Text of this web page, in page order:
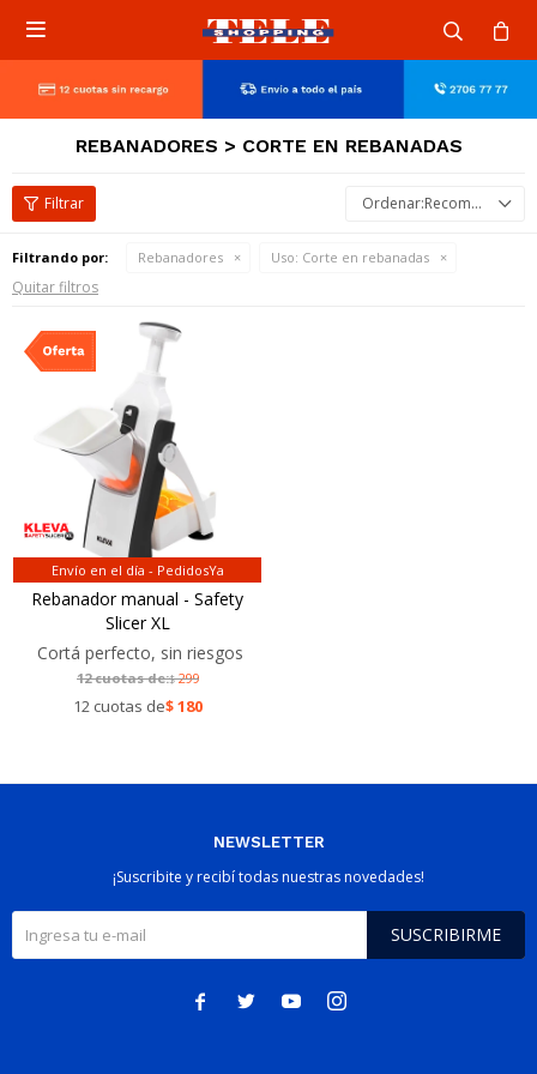

REBANADORES > CORTE EN REBANADAS
Recomendados
Filtrando por: Rebanadores Uso: Corte en rebanadas
Quitar filtros
Envío en el día - PedidosYa
Rebanador manual - Safety
Slicer XL
Cortá perfecto, sin riesgos
12 cuotas de:$299
12 cuotas de$180
NEWSLETTER
¡Suscribite y recibí todas nuestras novedades!
SUSCRIBIRME
   